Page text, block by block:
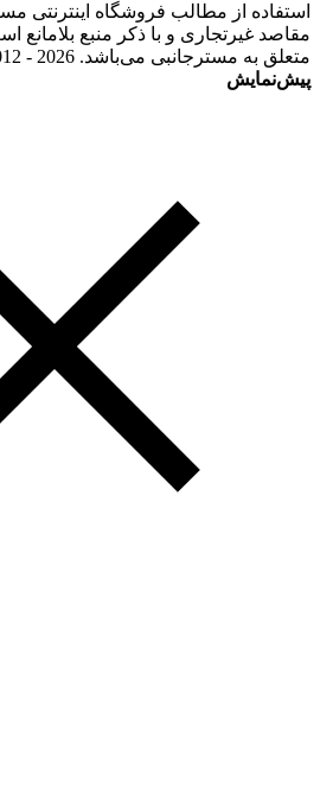
استفاده از مطالب فروشگاه اینترنتی
مقاصد غیرتجاری و با ذکر منبع
متعلق به مسترجانبی می‌باشد. Copyright © 2012 - 2026
پیش‌نمایش